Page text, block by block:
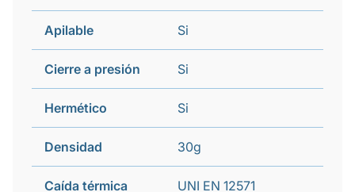
Apilable Si
Cierre a presión Si
Hermético Si
Densidad 30g
Caída térmica UNI EN 12571